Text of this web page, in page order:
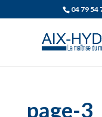
04 79 54
page-